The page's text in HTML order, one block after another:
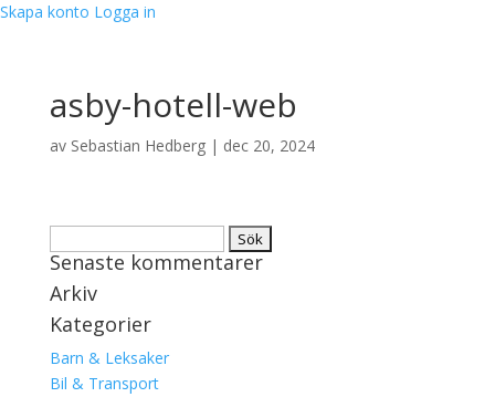
Skapa konto Logga in
asby-hotell-web
av Sebastian Hedberg| dec 20, 2024
efter:
Senaste kommentarer
Arkiv
Kategorier
Barn & Leksaker
Bil & Transport